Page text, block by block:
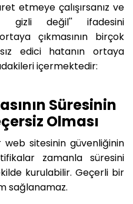
etmeye çalışırsanız ve
gizli değil'' ifadesini
çıkmasının birçok
edici hatanın ortaya
içermektedir:
Süresinin
Olması
web sitesinin güvenliğinin
zamanla süresini
kurulabilir. Geçerli bir
sağlanamaz.